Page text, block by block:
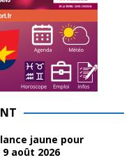
jaune pour
août 2026